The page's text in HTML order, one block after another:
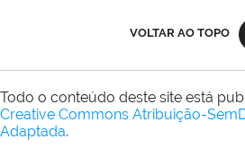
VOLTAR AO TOPO
Todo o conteúdo deste site está
Creative Commons Atribuição-
Adaptada.